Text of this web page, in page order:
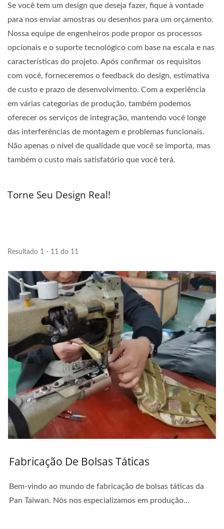
Se você tem um design que deseja fazer, fique à vontade
para nos enviar amostras ou desenhos para um orçamento.
Nossa equipe de engenheiros pode propor os processos
opcionais e o suporte tecnológico com base na escala e nas
características do projeto. Após confirmar os requisitos
com você, forneceremos o feedback do design, estimativa
de custo e prazo de desenvolvimento. Com a experiência
em várias categorias de produção, também podemos
oferecer os serviços de integração, mantendo você longe
das interferências de montagem e problemas funcionais.
Não apenas o nível de qualidade que você se importa, mas
também o custo mais satisfatório que você terá.
Torne Seu Design Real!
Resultado 1 - 11 do 11
Fabricação De Bolsas Táticas
Bem-vindo ao mundo de fabricação de bolsas táticas da
Pan Taiwan. Nós nos especializamos em produção...